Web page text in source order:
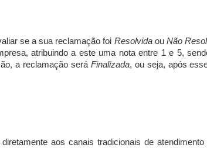
se a sua reclamação foi Resolvidaou Não
atribuindo a este uma nota entre 1 e 5,
a reclamação será Finalizada, ou seja, após
aos canais tradicionais de